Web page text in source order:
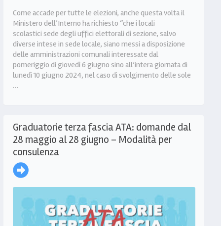
Come accade per tutte le elezioni, anche questa volta il
Ministero dell’Interno ha richiesto “che i locali
scolastici sede degli uffici elettorali di sezione, salvo
diverse intese in sede locale, siano messi a disposizione
delle amministrazioni comunali interessate dal
pomeriggio di giovedì 6 giugno sino all’intera giornata di
lunedì 10 giugno 2024, nel caso di svolgimento delle sole
…
Graduatorie terza fascia ATA: domande dal
28 maggio al 28 giugno – Modalità per
consulenza